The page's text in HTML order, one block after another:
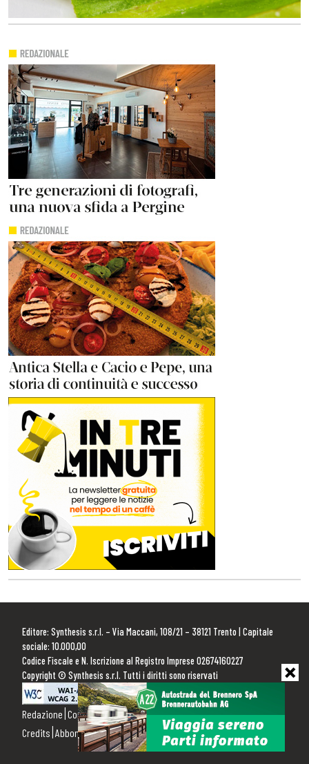
Editore: Synthesis s.r.l. – Via Maccani, 108/21 – 38121 Trento | Capitale
sociale: 10.000,00
Codice Fiscale e N. Iscrizione al Registro Imprese 02674160227
Copyright © Synthesis s.r.l. Tutti i diritti sono riservati
Redazione Contattaci Pubblicità Privacy Policy Cookie Policy
Credits Abbonamenti